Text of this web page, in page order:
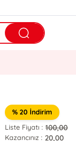
% 20 İndirim
Liste Fiyatı : 100,00
Kazancınız : 20,00